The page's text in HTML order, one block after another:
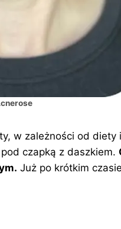
w zależności od diety
czapką z daszkiem.
Już po krótkim